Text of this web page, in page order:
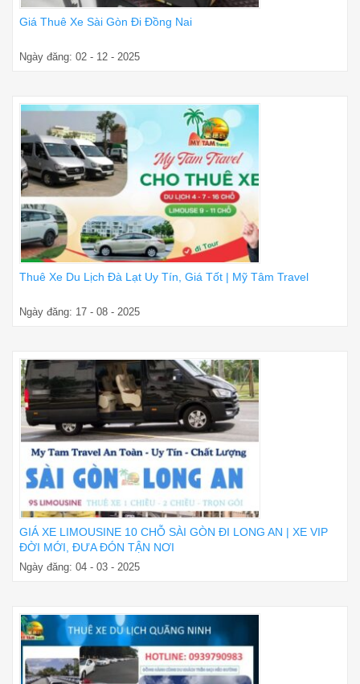
Giá Thuê Xe Sài Gòn Đi Đồng Nai
Ngày đăng: 02 - 12 - 2025
Thuê Xe Du Lịch Đà Lạt Uy Tín, Giá Tốt | Mỹ Tâm Travel
Ngày đăng: 17 - 08 - 2025
GIÁ XE LIMOUSINE 10 CHỖ SÀI GÒN ĐI LONG AN | XE VIP
ĐỜI MỚI, ĐƯA ĐÓN TẬN NƠI
Ngày đăng: 04 - 03 - 2025